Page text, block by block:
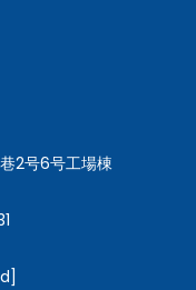
2号6号工場棟